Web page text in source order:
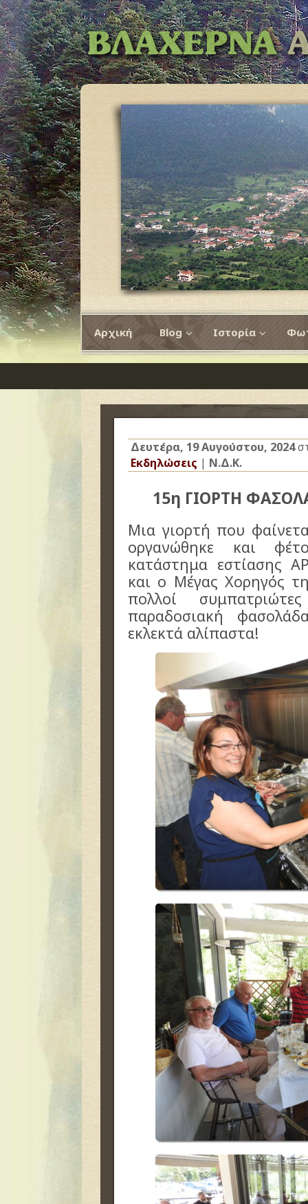
Αρχική Blog Ιστορία
Δευτέρα, 19 Αυγούστου, 2024
Εκδηλώσεις | Ν.Δ.Κ.
15η ΓΙΟΡΤΗ
Μια γιορτή που
οργανώθηκε και
κατάστημα εστίασης
και ο Μέγας Χορηγός
πολλοί
παραδοσιακή
εκλεκτά αλίπαστα!